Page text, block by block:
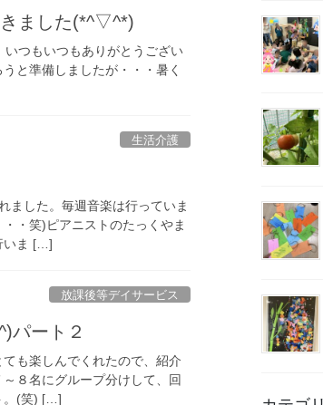
ました(*^▽^*)
つもいつもありがとうござい
と準備しましたが・・・暑く
生活介護
ました。毎週音楽は行っていま
・笑)ピアニストのたっくやま
いま […]
放課後等デイサービス
パート２
も楽しんでくれたので、紹介
８名にグループ分けして、回
。(笑) […]